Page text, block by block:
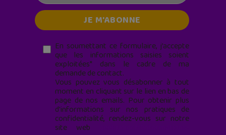
En soumettant ce formulaire, j’accepte
que les informations saisies soient
exploitées* dans le cadre de ma
demande de contact.
Vous pouvez vous désabonner à tout
moment en cliquant sur le lien en bas de
page de nos emails. Pour obtenir plus
d'informations sur nos pratiques de
confidentialité, rendez-vous sur notre
site web